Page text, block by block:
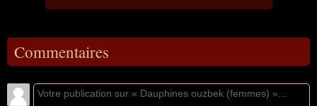
Commentaires